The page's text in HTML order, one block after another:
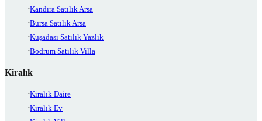
Kandıra Satılık Arsa
Bursa Satılık Arsa
Kuşadası Satılık Yazlık
Bodrum Satılık Villa
Kiralık
Kiralık Daire
Kiralık Ev